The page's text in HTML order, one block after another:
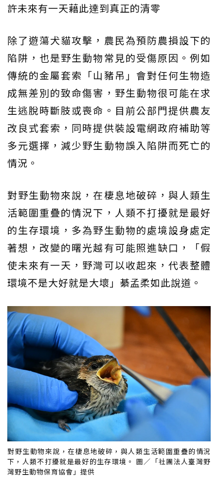
許未來有一天藉此達到真正的清零
除了遊蕩犬貓攻擊，農民為預防農損設下的
陷阱，也是野生動物常見的受傷原因。例如
傳統的金屬套索「山豬吊」會對任何生物造
成無差別的致命傷害，野生動物很可能在求
生逃脫時斷肢或喪命。目前公部門提供農友
改良式套索，同時提供裝設電網政府補助等
多元選擇，減少野生動物誤入陷阱而死亡的
情況。
對野生動物來說，在棲息地破碎，與人類生
活範圍重疊的情況下，人類不打擾就是最好
的生存環境，多為野生動物的處境設身處定
著想，改變的曙光越有可能照進缺口，「假
使未來有一天，野灣可以收起來，代表整體
環境不是大好就是大壞」綦孟柔如此說道。
對野生動物來說，在棲息地破碎，與人類生活範圍重疊的情況
下，人類不打擾就是最好的生存環境。 圖／「社團法人臺灣野
灣野生動物保育協會」提供